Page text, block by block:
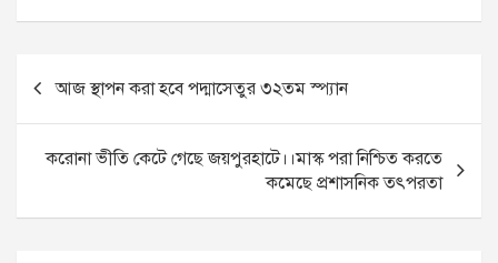
c
b
o
o
k
ss
n
g
er
at
A
p
p
ail ar
n
আজ স্থাপন করা হবে পদ্মাসেতুর ৩২তম স্প্যান
করোনা ভীতি কেটে গেছে জয়পুরহাটে।।মাস্ক পরা নিশ্চিত করতে
কমেছে প্রশাসনিক তৎপরতা